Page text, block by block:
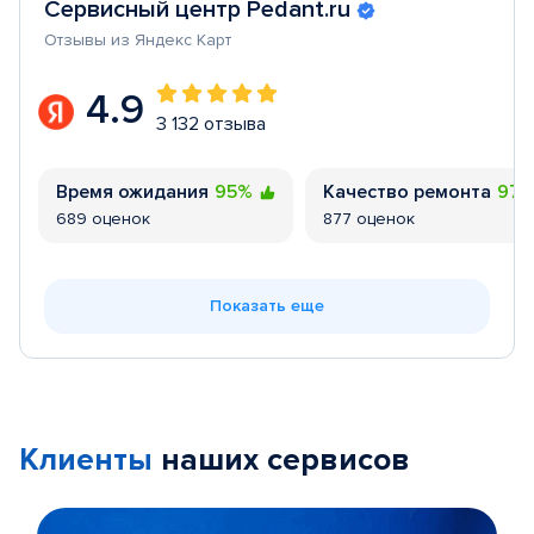
Сервисный центр Pedant.ru
Отзывы из Яндекс Карт
4.9 3 132 отзыва
Время ожидания 95%
689 оценок
Качество ремонта
877 оценок
Показать еще
Клиенты наших сервисов